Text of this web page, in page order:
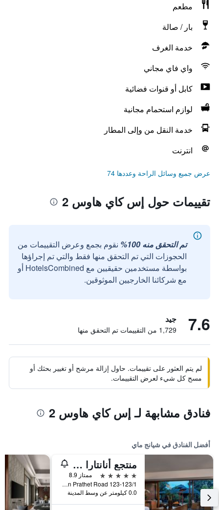
مطعم
بار / صالة
خدمة الغرف
واي فاي مجاني
كابل أو قنوات فضائية
لوازم استحمام مجانية
خدمة النقل من وإلى المطار
انترنت
عرض جميع وسائل الراحة وعددها 74
تقييمات حول إس كاي هاوس 2
تم التحقق منه 100%
نقوم بجمع وعرض التقييمات من
الحجوزات التي تم التحقق منها فقط والتي تم إجراؤها
بواسطة مستخدمين حقيقيين مع HotelsCombined أو
مع شركائنا الخارجيين الموثوقين.
7.6 جيد
1,729 من التقييمات تم التحقق منها
لم يتم العثور على تقييمات. حاول إزالة مرشح أو تغيير بحثك أو
مسح كل شيء لعرض التقييمات.
فنادق مشابهة لـ إس كاي هاوس 2
أفضل الفنادق في شيانج ماي
منتجع أنانتارا شيانغ ماي
5 نجوم
ممتاز 8.9
123-123/1 Charoen Prathet Road, شيانج ماي, تايلاند
0.0 كيلومتر عن وسط المدينة